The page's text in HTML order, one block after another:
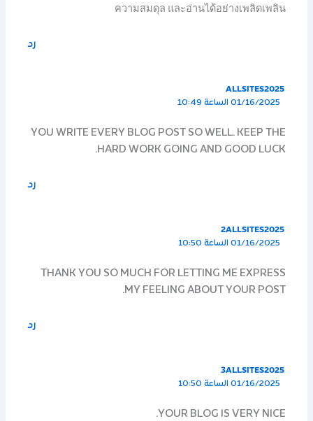
ความสมดุล และอ่านได้อย่างเพลิดเพลิน
رد
ALLSITES2025
01/16/2025 الساعة 10:49
YOU WRITE EVERY BLOG POST SO WELL. KEEP THE
HARD WORK GOING AND GOOD LUCK.
رد
2ALLSITES2025
01/16/2025 الساعة 10:50
THANK YOU SO MUCH FOR LETTING ME EXPRESS
MY FEELING ABOUT YOUR POST.
رد
3ALLSITES2025
01/16/2025 الساعة 10:50
YOUR BLOG IS VERY NICE.